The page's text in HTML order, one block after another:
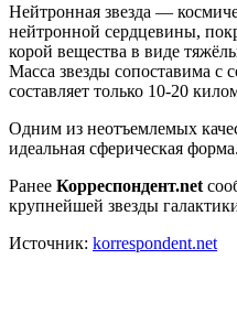
Нейтронная звезда —
нейтронной сердцевины,
корой вещества в виде
Масса звезды сопоставима с
составляет только 10-20
Одним из неотъемлемых
идеальная сферическая форма.
Ранее Корреспондент.net
крупнейшей звезды
Источник: korrespondent.net